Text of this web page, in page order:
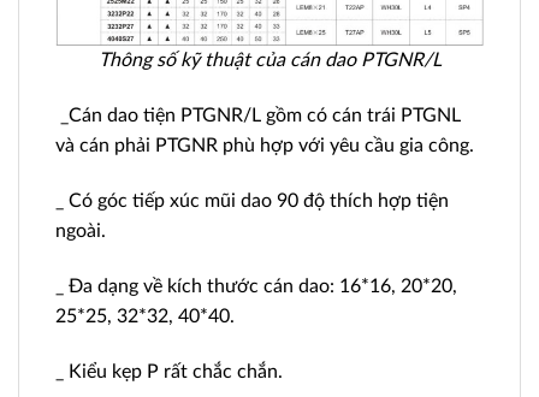
Thông số kỹ thuật của cán dao PTGNR/L
_Cán dao tiện PTGNR/L gồm có cán trái PTGNL
và cán phải PTGNR phù hợp với yêu cầu gia công.
_ Có góc tiếp xúc mũi dao 90 độ thích hợp tiện
ngoài.
_ Đa dạng về kích thước cán dao: 16*16, 20*20,
25*25, 32*32, 40*40.
_ Kiểu kẹp P rất chắc chắn.